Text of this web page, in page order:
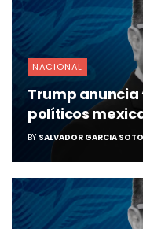
NACIONAL
Trump anuncia
políticos
BY SALVADOR GARCIA SOTO